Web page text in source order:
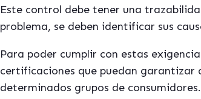
Este control debe tener una
problema, se deben identificar sus
Para poder cumplir con estas
certificaciones que puedan garantizar
determinados grupos de consumidores.